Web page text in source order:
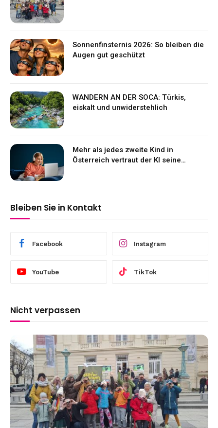
Sonnenfinsternis 2026: So bleiben die
Augen gut geschützt
WANDERN AN DER SOCA: Türkis,
eiskalt und unwiderstehlich
Mehr als jedes zweite Kind in
Österreich vertraut der KI seine
Bleiben Sie in Kontakt
Facebook Instagram
YouTube TikTok
Nicht verpassen